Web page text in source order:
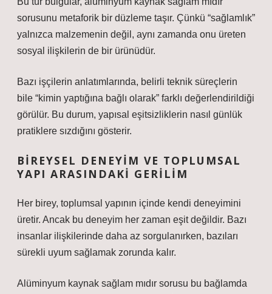
sorusunu metaforik bir düzleme taşır. Çünkü “sağlamlık”
yalnızca malzemenin değil, aynı zamanda onu üreten
sosyal ilişkilerin de bir ürünüdür.
Bazı işçilerin anlatımlarında, belirli teknik süreçlerin
bile “kimin yaptığına bağlı olarak” farklı değerlendirildiği
görülür. Bu durum, yapısal eşitsizliklerin nasıl günlük
pratiklere sızdığını gösterir.
BIREYSEL DENEYIM VE TOPLUMSAL
YAPI ARASINDAKI GERILIM
Her birey, toplumsal yapının içinde kendi deneyimini
üretir. Ancak bu deneyim her zaman eşit değildir. Bazı
insanlar ilişkilerinde daha az sorgulanırken, bazıları
sürekli uyum sağlamak zorunda kalır.
Alüminyum kaynak sağlam mıdır sorusu bu bağlamda